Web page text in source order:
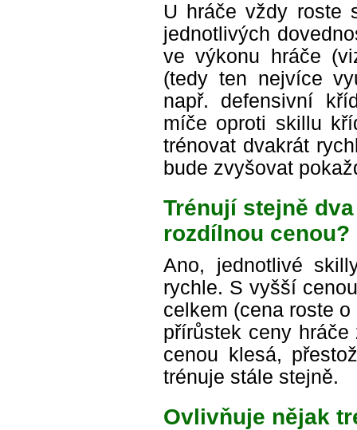
U hráče vždy roste
jednotlivých
ve výkonu hráče
(tedy ten nejvíce
např. defensivní
míče oproti skillu
trénovat dvakrát
bude zvyšovat
Trénují stejně
rozdílnou cenou?
Ano, jednotlivé
rychle. S vyšší
celkem (cena roste
přírůstek ceny
cenou klesá,
trénuje stále stejně.
Ovlivňuje nějak